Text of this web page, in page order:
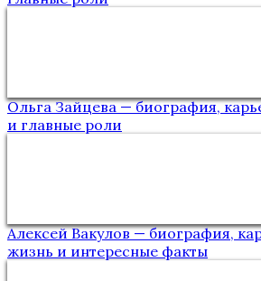
Ольга Зайцева — биография,
и главные роли
Алексей Вакулов — биография,
жизнь и интересные факты